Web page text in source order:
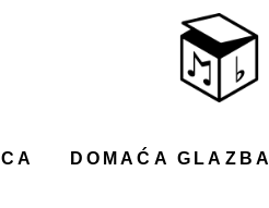
DOMAĆA GLAZBA